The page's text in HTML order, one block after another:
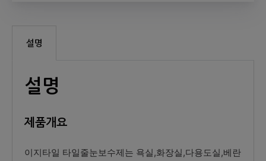
설명
설명
제품개요
이지타일 타일줄눈보수제는 욕실,화장실,다용도실,베란